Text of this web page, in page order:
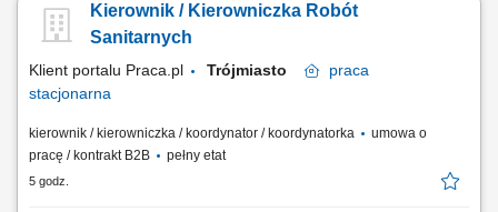
Kierownik / Kierowniczka Robót
Sanitarnych
Klient portalu Praca.pl Trójmiasto
praca
stacjonarna
kierownik / kierowniczka / koordynator / koordynatorka
umowa o
pracę / kontrakt B2B
pełny etat
5 godz.